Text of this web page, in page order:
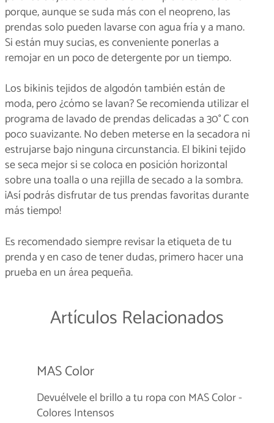
porque, aunque se suda más con el neopreno, las
prendas solo pueden lavarse con agua fría y a mano.
Si están muy sucias, es conveniente ponerlas a
remojar en un poco de detergente por un tiempo.
Los bikinis tejidos de algodón también están de
moda, pero ¿cómo se lavan? Se recomienda utilizar el
programa de lavado de prendas delicadas a 30° C con
poco suavizante. No deben meterse en la secadora ni
estrujarse bajo ninguna circunstancia. El bikini tejido
se seca mejor si se coloca en posición horizontal
sobre una toalla o una rejilla de secado a la sombra.
¡Así podrás disfrutar de tus prendas favoritas durante
más tiempo!
Es recomendado siempre revisar la etiqueta de tu
prenda y en caso de tener dudas, primero hacer una
prueba en un área pequeña.
Artículos Relacionados
MAS Color
Devuélvele el brillo a tu ropa con MAS Color -
Colores Intensos